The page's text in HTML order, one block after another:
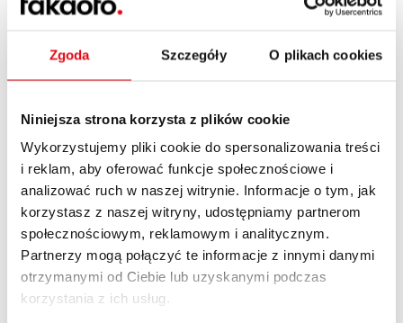
Zgoda Szczegóły O plikach cookies
Niniejsza strona korzysta z plików cookie
Wykorzystujemy pliki cookie do spersonalizowania treści
i reklam, aby oferować funkcje społecznościowe i
analizować ruch w naszej witrynie. Informacje o tym, jak
korzystasz z naszej witryny, udostępniamy partnerom
społecznościowym, reklamowym i analitycznym.
Partnerzy mogą połączyć te informacje z innymi danymi
otrzymanymi od Ciebie lub uzyskanymi podczas
korzystania z ich usług.
kwiecień 2016
luty 2016
listopad 2015(3)
październik 2015(2)
lipiec 2015(1)
czerwiec 2015(1)
maj 2015(2)